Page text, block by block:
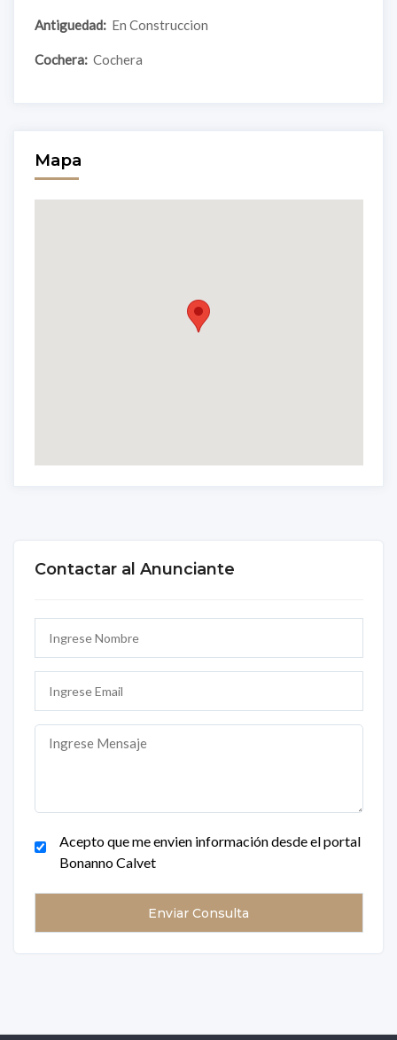
Antiguedad: En Construccion
Cochera: Cochera
Mapa
Contactar al Anunciante
Acepto que me envien información desde el portal
Bonanno Calvet